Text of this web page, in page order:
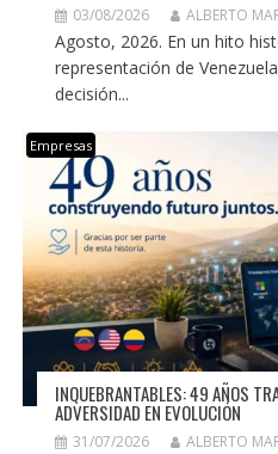
03/08/2026 ALBERTO
Agosto, 2026. En un hito
representación de
decisión...
Empresas
INQUEBRANTABLES: 49 AÑOS
ADVERSIDAD EN EVOLUCIÓN
31/07/2026
ALBERTO